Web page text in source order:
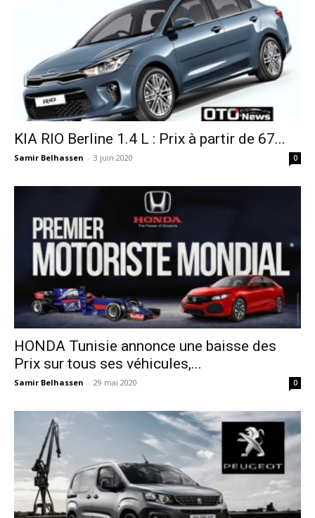
KIA RIO Berline 1.4 L : Prix à partir de 67...
Samir Belhassen - 3 juin 2020 0
HONDA Tunisie annonce une baisse des
Prix sur tous ses véhicules,...
Samir Belhassen - 29 mai 2020 0